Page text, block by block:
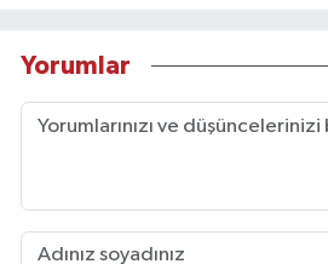
Yorumlar